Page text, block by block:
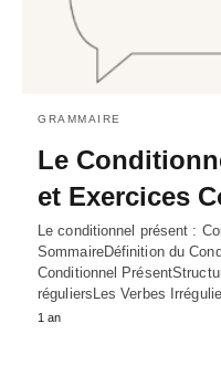
GRAMMAIRE
Le
et Exercices
Le conditionnel présent :
SommaireDéfinition du
Conditionnel
réguliersLes Verbes
1 an